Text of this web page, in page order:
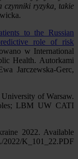
czynniki ryzyka, takie
to the Russian
role of risk
w International
Health. Autorkami
Jarczewska-Gerc,
of Warsaw.
LBM UW CATI
2022. Available
K_101_22.PDF